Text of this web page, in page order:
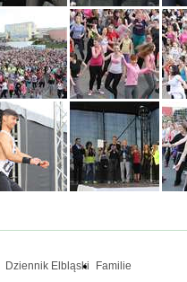
Dziennik Elbląski
Familie